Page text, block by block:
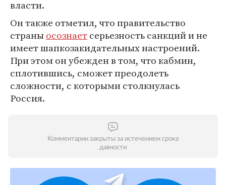
власти.
Он также отметил, что правительство
страныосознаетсерьезность санкций и не
имеет шапкозакидательных настроений.
При этом он убежден в том, что кабмин,
сплотившись, сможет преодолеть
сложности, с которыми столкнулась
Россия.
Комментарии закрыты за истечением срока
давности